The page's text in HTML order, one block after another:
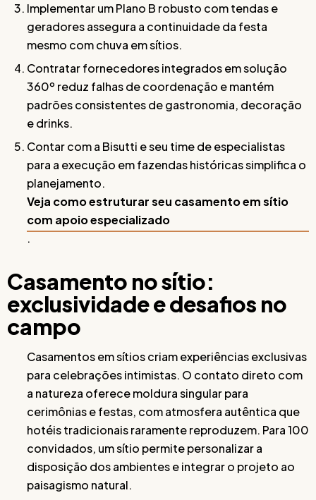
Implementar um Plano B robusto com tendas e
geradores assegura a continuidade da festa
mesmo com chuva em sítios.
Contratar fornecedores integrados em solução
360º reduz falhas de coordenação e mantém
padrões consistentes de gastronomia, decoração
e drinks.
Contar com a Bisutti e seu time de especialistas
para a execução em fazendas históricas simplifica o
planejamento.
Veja como estruturar seu casamento em sítio
com apoio especializado
.
Casamento no sítio:
exclusividade e desafios no
campo
Casamentos em sítios criam experiências exclusivas
para celebrações intimistas. O contato direto com
a natureza oferece moldura singular para
cerimônias e festas, com atmosfera autêntica que
hotéis tradicionais raramente reproduzem. Para 100
convidados, um sítio permite personalizar a
disposição dos ambientes e integrar o projeto ao
paisagismo natural.